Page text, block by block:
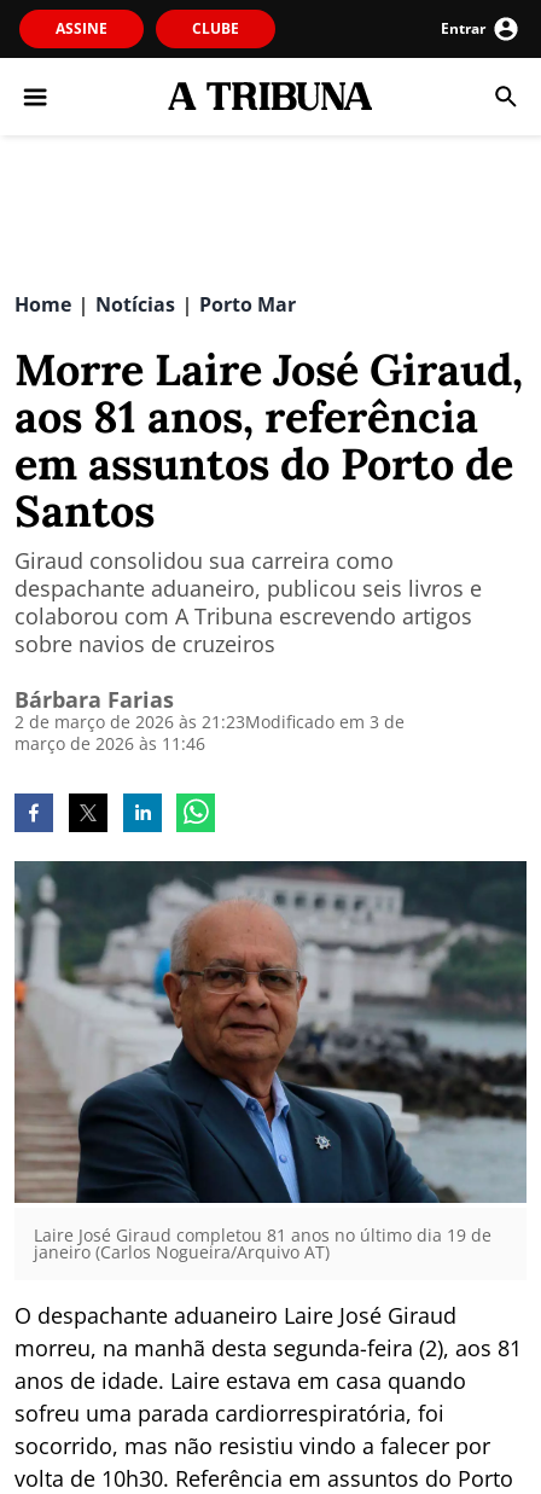
ASSINE CLUBE Entrar
Home | Notícias | Porto Mar
Morre Laire José Giraud,
aos 81 anos, referência
em assuntos do Porto de
Santos
Giraud consolidou sua carreira como
despachante aduaneiro, publicou seis livros e
colaborou com A Tribuna escrevendo artigos
sobre navios de cruzeiros
Bárbara Farias
2 de março de 2026 às 21:23Modificado em 3 de
março de 2026 às 11:46
Laire José Giraud completou 81 anos no último dia 19 de
janeiro (Carlos Nogueira/Arquivo AT)
O despachante aduaneiro Laire José Giraud
morreu, na manhã desta segunda-feira (2), aos 81
anos de idade. Laire estava em casa quando
sofreu uma parada cardiorrespiratória, foi
socorrido, mas não resistiu vindo a falecer por
volta de 10h30. Referência em assuntos do Porto